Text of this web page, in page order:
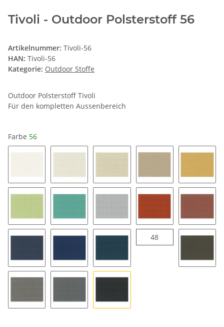
Tivoli - Outdoor Polsterstoff 56
Artikelnummer: Tivoli-56
HAN: Tivoli-56
Kategorie: Outdoor Stoffe
Outdoor Polsterstoff Tivoli
Für den kompletten Aussenbereich
Farbe 56
cremeweiss 01
04 24 34 35
18 57 16 49 43
47 37 58
4848